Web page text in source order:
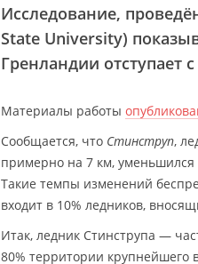
Исследование,
State University)
Гренландии отступает
Материалы работы
Сообщается, что Стинструп,
примерно на 7 км, уменьшился
Такие темпы изменений
входит в 10% ледников,
Итак, ледник Стинструпа —
80% территории крупнейшего